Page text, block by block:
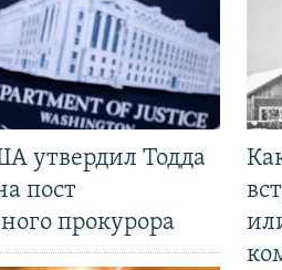
утвердил Тодда
пост
прокурора